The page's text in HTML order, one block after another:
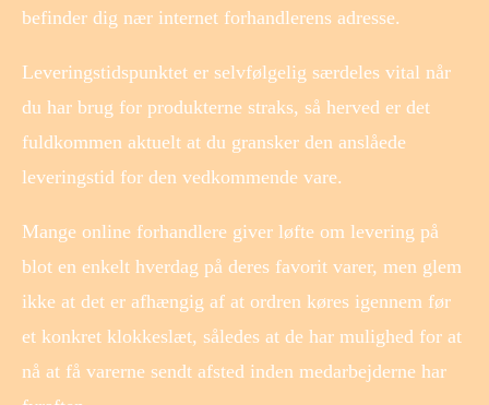
befinder dig nær internet forhandlerens adresse.
Leveringstidspunktet er selvfølgelig særdeles vital når
du har brug for produkterne straks, så herved er det
fuldkommen aktuelt at du gransker den anslåede
leveringstid for den vedkommende vare.
Mange online forhandlere giver løfte om levering på
blot en enkelt hverdag på deres favorit varer, men glem
ikke at det er afhængig af at ordren køres igennem før
et konkret klokkeslæt, således at de har mulighed for at
nå at få varerne sendt afsted inden medarbejderne har